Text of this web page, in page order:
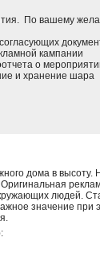
По вашему
кампании
о
и хранение шара
дома в высоту.
людей.
значение при